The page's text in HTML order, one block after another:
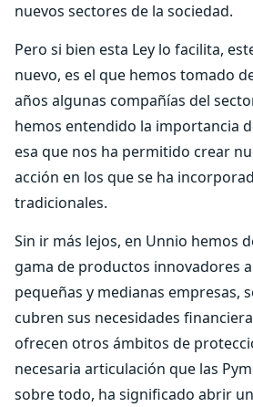
nuevos sectores de la sociedad.
Pero si bien esta Ley lo facilita,
nuevo, es el que hemos tomado
años algunas compañías del
hemos entendido la importancia
esa que nos ha permitido crear
acción en los que se ha
tradicionales.
Sin ir más lejos, en Unnio hemos
gama de productos innovadores
pequeñas y medianas empresas,
cubren sus necesidades
ofrecen otros ámbitos de
necesaria articulación que las
sobre todo, ha significado abrir